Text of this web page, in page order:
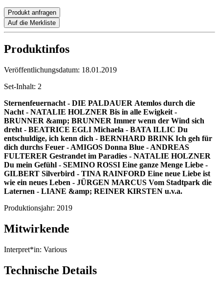
Produkt anfragen
Auf die Merkliste
Produktinfos
Veröffentlichungsdatum: 18.01.2019
Set-Inhalt: 2
Sternenfeuernacht - DIE PALDAUER Atemlos durch die
Nacht - NATALIE HOLZNER Bis in alle Ewigkeit -
BRUNNER &amp; BRUNNER Immer wenn der Wind sich
dreht - BEATRICE EGLI Michaela - BATA ILLIC Du
entschuldige, ich kenn dich - BERNHARD BRINK Ich geh für
dich durchs Feuer - AMIGOS Donna Blue - ANDREAS
FULTERER Gestrandet im Paradies - NATALIE HOLZNER
Du mein Gefühl - SEMINO ROSSI Eine ganze Menge Liebe -
GILBERT Silverbird - TINA RAINFORD Eine neue Liebe ist
wie ein neues Leben - JÜRGEN MARCUS Vom Stadtpark die
Laternen - LIANE &amp; REINER KIRSTEN u.v.a.
Produktionsjahr: 2019
Mitwirkende
Interpret*in: Various
Technische Details